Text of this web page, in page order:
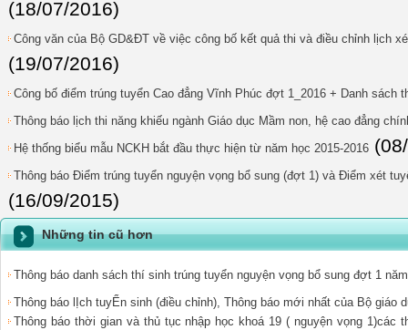
(18/07/2016)
Công văn của Bộ GD&ĐT về việc công bố kết quả thi và điều chỉnh lịch
(19/07/2016)
Công bố điểm trúng tuyển Cao đẳng Vĩnh Phúc đợt 1_2016 + Danh sách
Thông báo lịch thi năng khiếu ngành Giáo dục Mầm non, hệ cao đẳng
Hệ thống biểu mẫu NCKH bắt đầu thực hiện từ năm học 2015-2016
Thông báo Điểm trúng tuyển nguyện vọng bổ sung (đợt 1) và Điểm xét
(16/09/2015)
Những tin cũ hơn
Thông báo danh sách thí sinh trúng tuyển nguyện vọng bổ sung đợt 1
Thông báo lỊch tuyỂn sinh (điều chỉnh), Thông báo mới nhất của Bộ giáo
Thông báo thời gian và thủ tục nhập học khoá 19 ( nguyện vọng 1)các